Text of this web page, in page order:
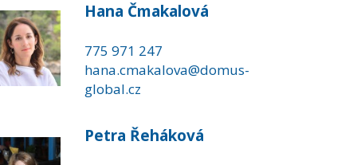
Hana Čmakalová
775 971 247
hana.cmakalova@domus-
global.cz
Petra Řeháková